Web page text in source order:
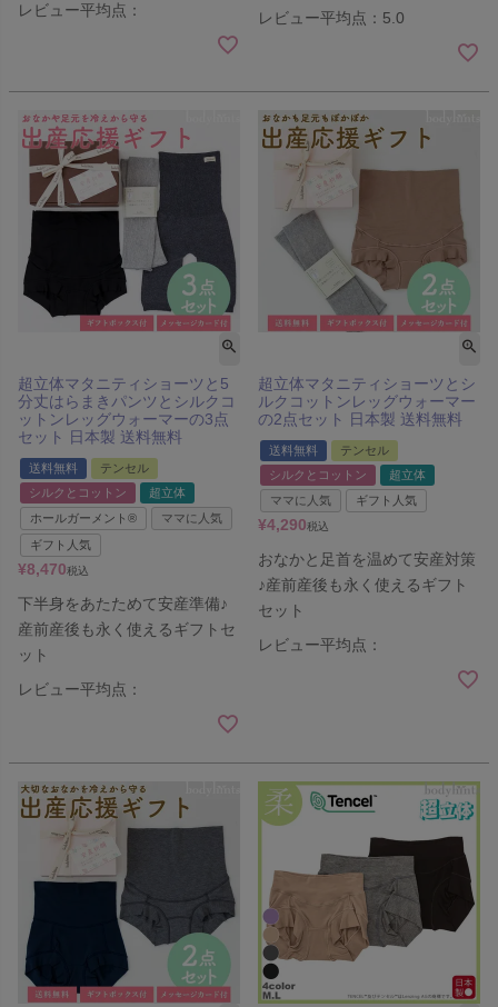
レビュー平均点：
レビュー平均点：5.0
超立体マタニティショーツと5
分丈はらまきパンツとシルクコ
ットンレッグウォーマーの3点
セット 日本製 送料無料
送料無料
テンセル
シルクとコットン
超立体
ホールガーメント®
ママに人気
ギフト人気
¥8,470税込
下半身をあたためて安産準備♪
産前産後も永く使えるギフトセ
ット
レビュー平均点：
超立体マタニティショーツとシ
ルクコットンレッグウォーマー
の2点セット 日本製 送料無料
送料無料
テンセル
シルクとコットン
超立体
ママに人気
ギフト人気
¥4,290税込
おなかと足首を温めて安産対策
♪産前産後も永く使えるギフト
セット
レビュー平均点：